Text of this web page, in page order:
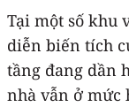
Tại một số khu
diễn biến tích
tầng đang dần
nhà vẫn ở mức